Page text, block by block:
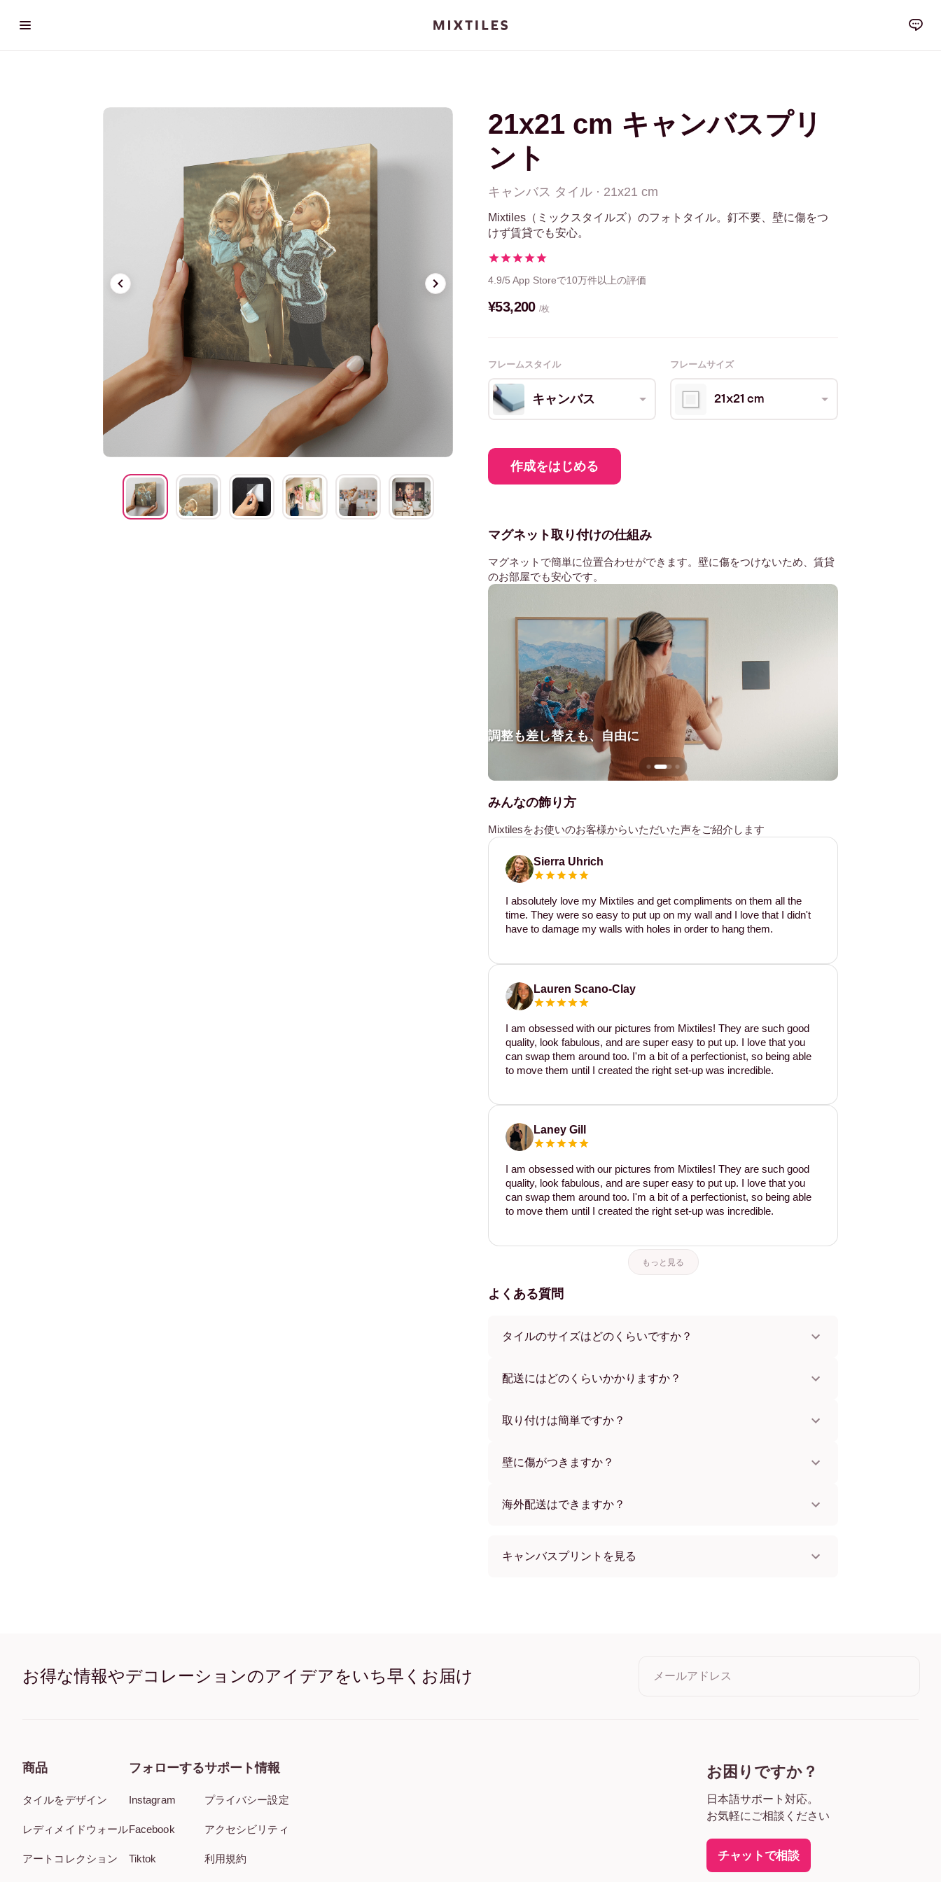
21x21 cm キャンバスプリ
ント
キャンバス タイル · 21x21 cm
Mixtiles（ミックスタイルズ）のフォトタイル。釘不要、壁に傷をつ
けず賃貸でも安心。
4.9/5 App Storeで10万件以上の評価
¥53,200 /枚
フレームスタイル フレームサイズ
キャンバス 21x21 cm
作成をはじめる
マグネット取り付けの仕組み
マグネットで簡単に位置合わせができます。壁に傷をつけないため、賃貸
のお部屋でも安心です。
調整も差し替えも、自由に
みんなの飾り方
Mixtilesをお使いのお客様からいただいた声をご紹介します
Sierra Uhrich
I absolutely love my Mixtiles and get compliments on them all the
time. They were so easy to put up on my wall and I love that I didn't
have to damage my walls with holes in order to hang them.
Lauren Scano-Clay
I am obsessed with our pictures from Mixtiles! They are such good
quality, look fabulous, and are super easy to put up. I love that you
can swap them around too. I'm a bit of a perfectionist, so being able
to move them until I created the right set-up was incredible.
Laney Gill
I am obsessed with our pictures from Mixtiles! They are such good
quality, look fabulous, and are super easy to put up. I love that you
can swap them around too. I'm a bit of a perfectionist, so being able
to move them until I created the right set-up was incredible.
もっと見る
よくある質問
タイルのサイズはどのくらいですか？
ズもございます。さまざまな素材とフレームカラーからお選びいただけま
配送にはどのくらいかかりますか？
す。ご注文後、追跡番号をお知らせします。
取り付けは簡単ですか？
め、賃貸のお部屋でも安心してお使いいただけます。
壁に傷がつきますか？
海外配送はできますか？
キャンバスプリントを見る
お得な情報やデコレーションのアイデアをいち早くお届け メールアドレス
商品
タイルをデザイン
レディメイドウォール
アートコレクション
フォローする
Instagram
Facebook
Tiktok
サポート情報
プライバシー設定
アクセシビリティ
利用規約
お困りですか？
日本語サポート対応。
お気軽にご相談ください
チャットで相談